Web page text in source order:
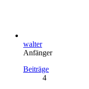
walter
Anfänger
Beiträge
4